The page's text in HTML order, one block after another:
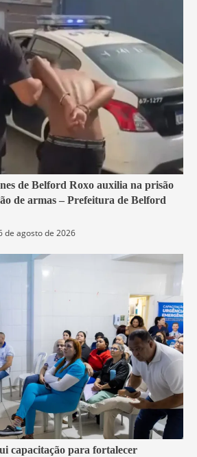
de Belford Roxo auxilia na prisão
de armas – Prefeitura de Belford
de agosto de 2026
capacitação para fortalecer